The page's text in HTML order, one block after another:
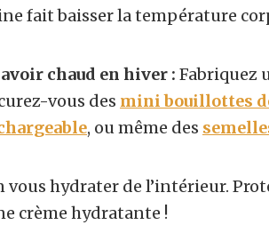
fait baisser la température
chaud en hiver : Fabriquez
vous des mini bouillottes
, ou même des
vous hydrater de l’intérieur.
crème hydratante !